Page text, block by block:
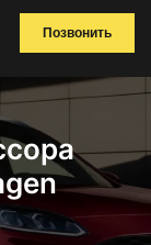
Позвонить